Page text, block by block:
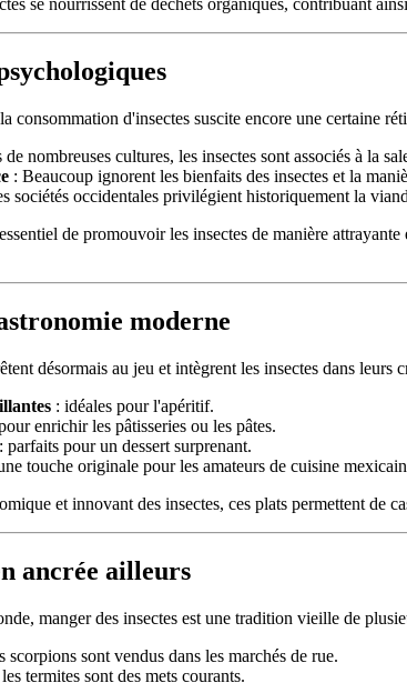
se nourrissent de déchets organiques, contribuant
consommation d'insectes suscite encore une certaine
de nombreuses cultures, les insectes sont associés à la
: Beaucoup ignorent les bienfaits des insectes et la
sociétés occidentales privilégient historiquement la
de promouvoir les insectes de manière
moderne
désormais au jeu et intègrent les insectes dans leurs
: idéales pour l'apéritif.
enrichir les pâtisseries ou les pâtes.
: parfaits pour un dessert surprenant.
touche originale pour les amateurs de cuisine
et innovant des insectes, ces plats permettent de
ancrée ailleurs
manger des insectes est une tradition vieille de
scorpions sont vendus dans les marchés de rue.
termites sont des mets courants.